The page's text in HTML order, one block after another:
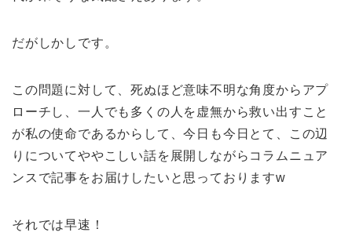
だがしかしです。
この問題に対して、死ぬほど意味不明な角度からアプ
ローチし、一人でも多くの人を虚無から救い出すこと
が私の使命であるからして、今日も今日とて、この辺
りについてややこしい話を展開しながらコラムニュア
ンスで記事をお届けしたいと思っておりますw
それでは早速！